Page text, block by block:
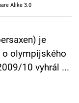
Alike 3.0
je
o olympijského
10 vyhrál ...